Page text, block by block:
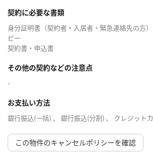
契約に必要な書類
身分証明書（契約者・入居者・緊急連絡先の方
ピー
契約書・申込書
その他の契約などの注意点
-
お支払い方法
銀行振込(一括) 、 銀行振込(分割) 、 クレジット
この物件のキャンセルポリシーを確認